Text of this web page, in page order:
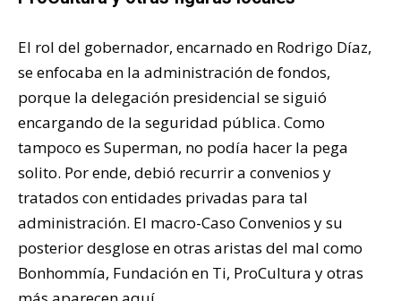
El rol del gobernador, encarnado en Rodrigo Díaz,
se enfocaba en la administración de fondos,
porque la delegación presidencial se siguió
encargando de la seguridad pública. Como
tampoco es Superman, no podía hacer la pega
solito. Por ende, debió recurrir a convenios y
tratados con entidades privadas para tal
administración. El macro-Caso Convenios y su
posterior desglose en otras aristas del mal como
Bonhommía, Fundación en Ti, ProCultura y otras